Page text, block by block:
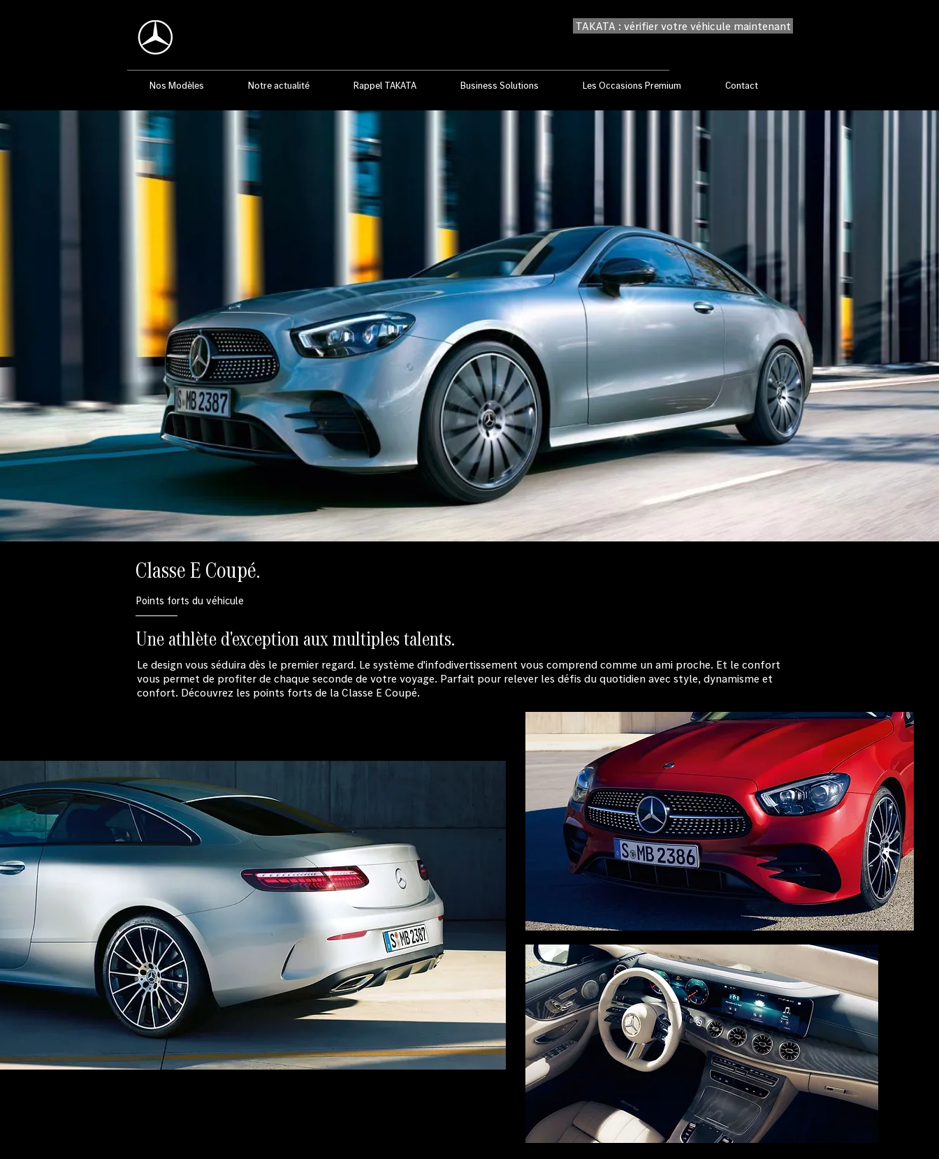
TAKATA : vérifier votre véhicule maintenant
Nos Modèles Notre actualité Rappel TAKATA Business Solutions Les Occasions Premium Contact
Classe E Coupé.
Points forts du véhicule
Une athlète d'exception aux multiples talents.
Le design vous séduira dès le premier regard. Le système d'infodivertissement vous comprend comme un ami proche. Et le confort
vous permet de profiter de chaque seconde de votre voyage. Parfait pour relever les défis du quotidien avec style, dynamisme et
confort. Découvrez les points forts de la Classe E Coupé.